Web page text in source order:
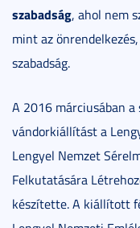
szabadság, ahol nem
mint az
szabadság.
A 2016 márciusában a
vándorkiállítást a
Lengyel Nemzet
Felkutatására
készítette. A kiállított